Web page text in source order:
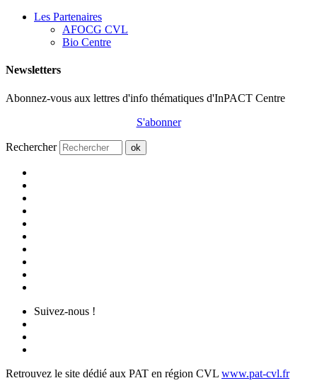
Les Partenaires
AFOCG CVL
Bio Centre
Newsletters
Abonnez-vous aux lettres d'info thématiques d'InPACT Centre
S'abonner
Rechercher ok
Suivez-nous !
Retrouvez le site dédié aux PAT en région CVL www.pat-cvl.fr